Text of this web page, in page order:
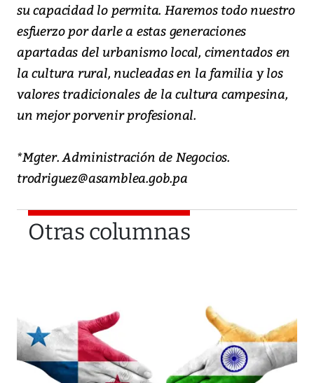
su capacidad lo permita. Haremos todo nuestro
esfuerzo por darle a estas generaciones
apartadas del urbanismo local, cimentados en
la cultura rural, nucleadas en la familia y los
valores tradicionales de la cultura campesina,
un mejor porvenir profesional.
*Mgter. Administración de Negocios.
trodriguez@asamblea.gob.pa
Otras columnas